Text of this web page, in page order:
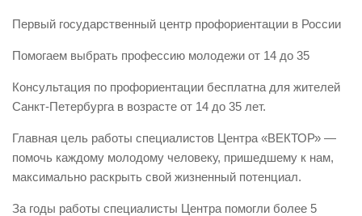
Первый государственный центр профориентации в России
Помогаем выбрать профессию молодежи от 14 до 35
Консультация по профориентации бесплатна для жителей
Санкт-Петербурга в возрасте от 14 до 35 лет.
Главная цель работы специалистов Центра «ВЕКТОР» —
помочь каждому молодому человеку, пришедшему к нам,
максимально раскрыть свой жизненный потенциал.
За годы работы специалисты Центра помогли более 5